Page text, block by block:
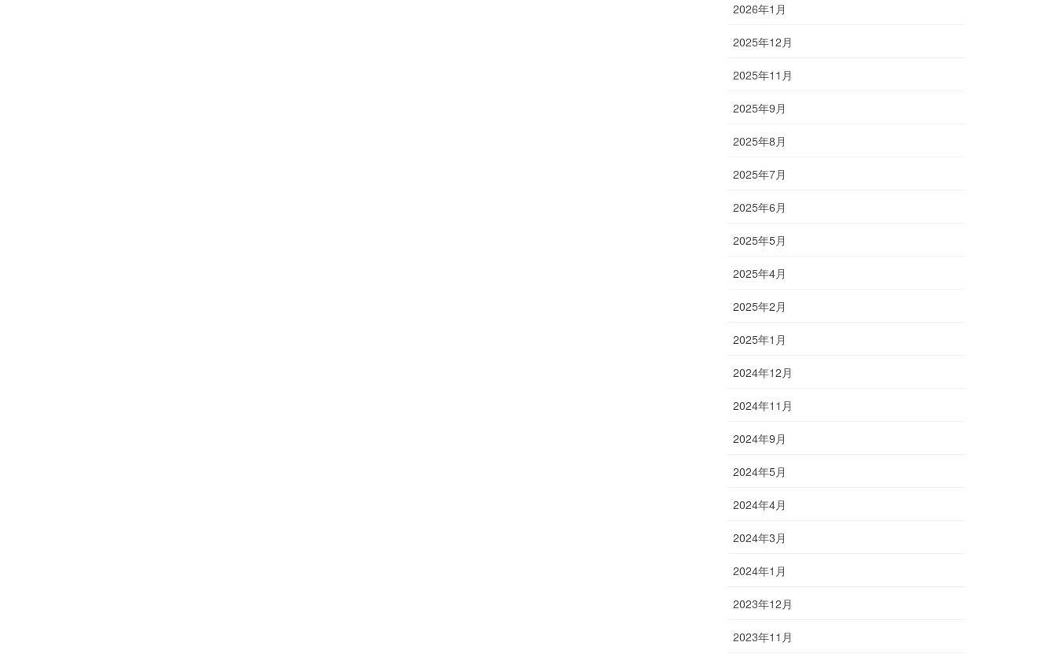
2026年1月
2025年12月
2025年11月
2025年9月
2025年8月
2025年7月
2025年6月
2025年5月
2025年4月
2025年2月
2025年1月
2024年12月
2024年11月
2024年9月
2024年5月
2024年4月
2024年3月
2024年1月
2023年12月
2023年11月